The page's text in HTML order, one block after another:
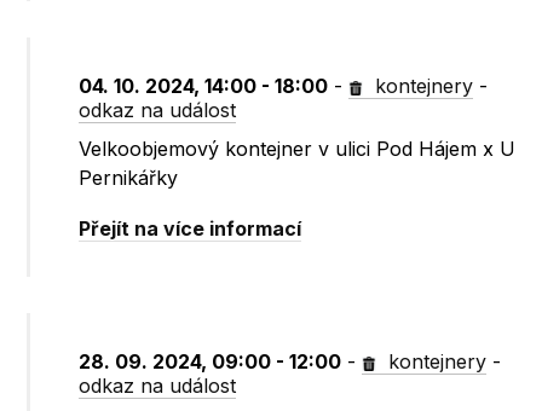
04. 10. 2024, 14:00 - 18:00 - kontejnery -
odkaz na událost
Velkoobjemový kontejner v ulici Pod Hájem x U
Pernikářky
Přejít na více informací
28. 09. 2024, 09:00 - 12:00 - kontejnery -
odkaz na událost